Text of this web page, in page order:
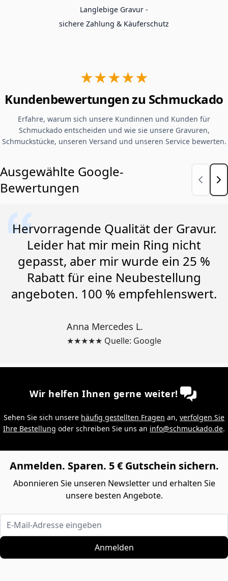
Langlebige Gravur -
sichere Zahlung & Käuferschutz
★★★★★
Kundenbewertungen zu Schmuckado
Erfahre, warum sich unsere Kundinnen und Kunden für
Schmuckado entscheiden und wie sie unsere Gravuren,
Schmuckstücke, unseren Versand und unseren Service bewerten.
Ausgewählte Google-
Bewertungen
Hervorragende Qualität der Gravur.
Leider hat mir mein Ring nicht
gepasst, aber mir wurde ein 25 %
Rabatt für eine Neubestellung
angeboten. 100 % empfehlenswert.
Anna Mercedes L.
★★★★★ Quelle: Google
Wir helfen Ihnen gerne weiter!
Sehen Sie sich unsere häufig gestellten Fragen an, verfolgen Sie
Ihre Bestellung oder schreiben Sie uns an info@schmuckado.de.
Anmelden. Sparen. 5 € Gutschein sichern.
Abonnieren Sie unseren Newsletter und erhalten Sie
unsere besten Angebote.
E-Mail-Adresse eingeben
Anmelden